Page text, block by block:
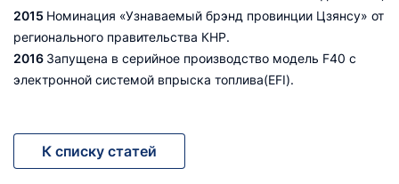
2015 Номинация «Узнаваемый брэнд провинции Цзянсу» от
регионального правительства КНР.
2016 Запущена в серийное производство модель F40 с
электронной системой впрыска топлива(EFI).
К списку статей